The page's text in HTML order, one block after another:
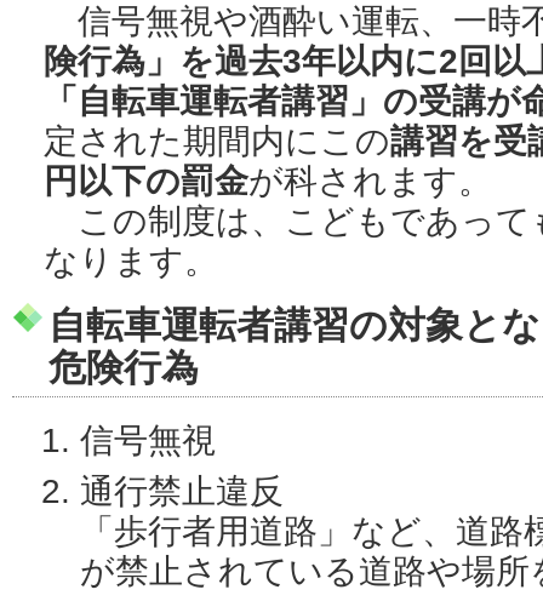
信号無視や酒酔い運転、一時
険行為」を過去3年以内に2回
「自転車運転者講習」の受講が
定された期間内にこの講習を受
円以下の罰金が科されます。
この制度は、こどもであって
なります。
自転車運転者講習の対象と
危険行為
信号無視
通行禁止違反
「歩行者用道路」など、道
が禁止されている道路や場